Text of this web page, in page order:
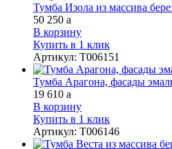
Тумба Изола из массива
50 250 a
В корзину
Купить в 1 клик
Артикул: Т006151
Тумба Арагона, фасады
19 610 a
В корзину
Купить в 1 клик
Артикул: Т006146